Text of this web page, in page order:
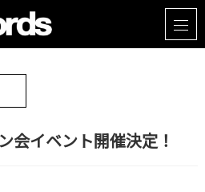
会イベント開催決定！